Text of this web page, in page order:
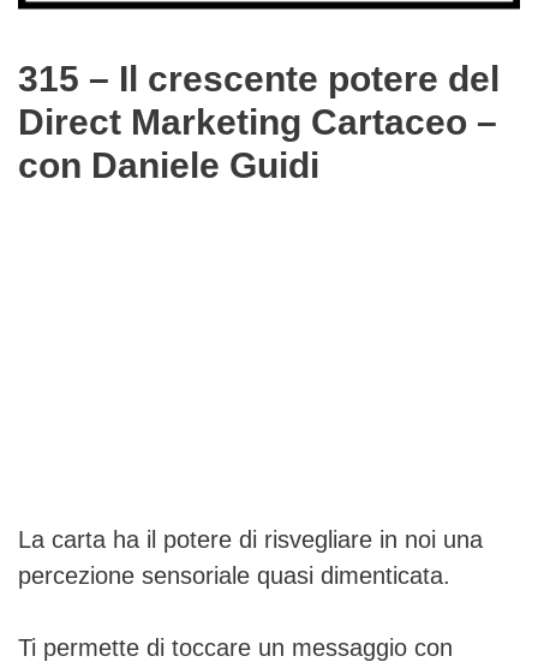
315 – Il crescente potere del
Direct Marketing Cartaceo –
con Daniele Guidi
La carta ha il potere di risvegliare in noi una
percezione sensoriale quasi dimenticata.
Ti permette di toccare un messaggio con